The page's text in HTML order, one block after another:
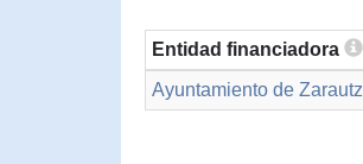
Entidad financiadora
Ayuntamiento de Zarautz